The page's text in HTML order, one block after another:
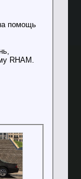
помощь
RHAM.